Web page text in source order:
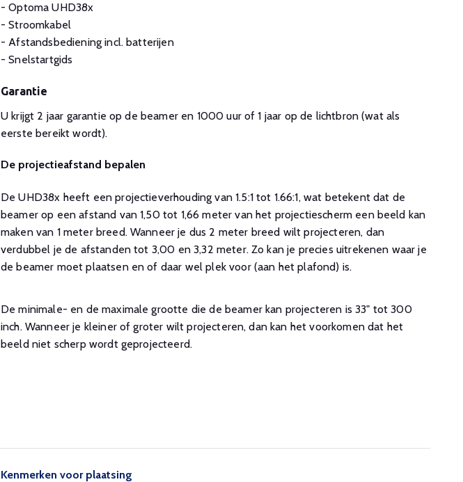
- Optoma UHD38x
- Stroomkabel
- Afstandsbediening incl. batterijen
- Snelstartgids
Garantie
U krijgt 2 jaar garantie op de beamer en 1000 uur of 1 jaar op de lichtbron (wat als
eerste bereikt wordt).
De projectieafstand bepalen
De UHD38x heeft een projectieverhouding van 1.5:1 tot 1.66:1, wat betekent dat de
beamer op een afstand van 1,50 tot 1,66 meter van het projectiescherm een beeld kan
maken van 1 meter breed. Wanneer je dus 2 meter breed wilt projecteren, dan
verdubbel je de afstanden tot 3,00 en 3,32 meter. Zo kan je precies uitrekenen waar je
de beamer moet plaatsen en of daar wel plek voor (aan het plafond) is.
De minimale- en de maximale grootte die de beamer kan projecteren is 33" tot 300
inch. Wanneer je kleiner of groter wilt projecteren, dan kan het voorkomen dat het
beeld niet scherp wordt geprojecteerd.
Kenmerken voor plaatsing